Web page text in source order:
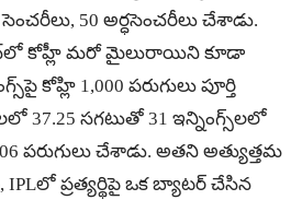
50 అర్ధసెంచరీలు చేశాడు.
కోహ్లీ మరో మైలురాయిని కూడా
కోహ్లి 1,000 పరుగులు పూర్తి
37.25 సగటుతో 31 ఇన్నింగ్స్‌లలో
పరుగులు చేశాడు. అతని అత్యుత్తమ
ప్రత్యర్థిపై ఒక బ్యాటర్ చేసిన